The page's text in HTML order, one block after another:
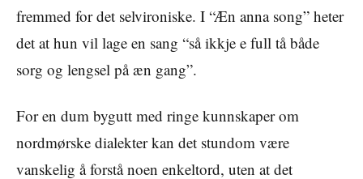
fremmed for det selvironiske. I “Æn anna song” heter
det at hun vil lage en sang “så ikkje e full tå både
sorg og lengsel på æn gang”.
For en dum bygutt med ringe kunnskaper om
nordmørske dialekter kan det stundom være
vanskelig å forstå noen enkeltord, uten at det